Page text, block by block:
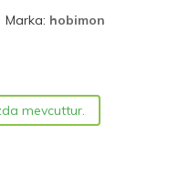
Marka: hobimon
mevcuttur.